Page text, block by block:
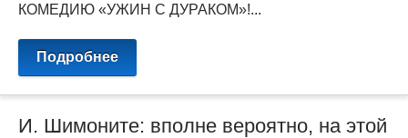
КОМЕДИЮ «УЖИН С ДУРАКОМ»!...
Подробнее
И. Шимоните: вполне вероятно, на этой